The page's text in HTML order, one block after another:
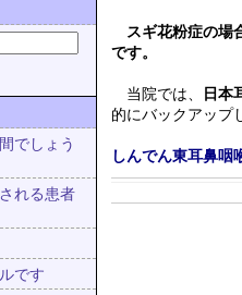
でしょう
れる患者
です
スギ花粉症の場
です。
当院では、 日本
的にバックアップ
しんでん東耳鼻咽